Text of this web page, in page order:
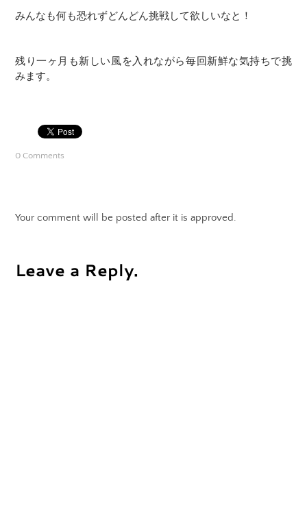
みんなも何も恐れずどんどん挑戦して欲しいなと！
残り一ヶ月も新しい風を入れながら毎回新鮮な気持ちで挑
みます。
0 Comments
Your comment will be posted after it is approved.
Leave a Reply.